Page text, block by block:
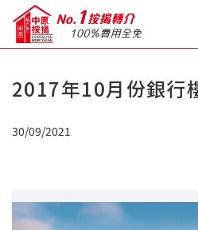
關於我們
免費房貸轉介服務
2017年10月份銀行
30/09/2021